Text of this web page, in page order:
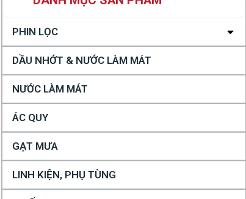
PHIN LỌC
DẦU NHỚT & NƯỚC LÀM MÁT
NƯỚC LÀM MÁT
ÁC QUY
GẠT MƯA
LINH KIỆN, PHỤ TÙNG